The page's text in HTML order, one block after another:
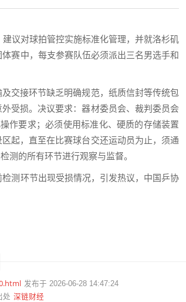
议对球拍管控实施标准化管理，并就洛杉矶
赛中，每支参赛队伍必须派出三名男选手和
交接环节缺乏明确规范，纸质信封等传统包
受损。决议要求：器材委员会、裁判委员会
作要求；必须使用标准化、硬质的存储装置
起，直至在比赛球台交还运动员为止，须通
测的所有环节进行观察与监督。
测环节出现受损情况，引发热议，中国乒协
发布于 2026-06-28 14:47:24
处 深链财经